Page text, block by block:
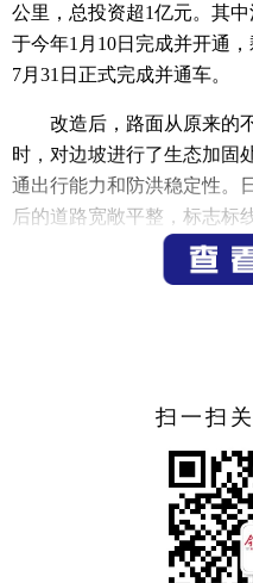
公里，总投资超1亿元。其
于今年1月10日完成并开通
7月31日正式完成并通车。
改造后，路面从原来的
时，对边坡进行了生态加固
通出行能力和防洪稳定性。
后的道路宽敞平整，标志标
白章线防汛道路提升工
洪体系运行，推动“三十分
造更加安全高效的防洪体系
扫一扫